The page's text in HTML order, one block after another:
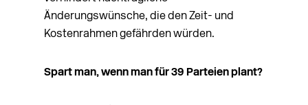
Änderungswünsche, die den Zeit- und
Kostenrahmen gefährden würden.
Spart man, wenn man für 39 Parteien plant?